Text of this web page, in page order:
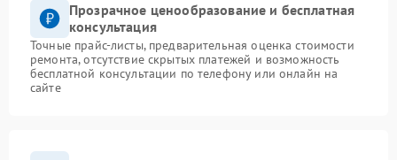
Прозрачное ценообразование и бесплатная
консультация
Точные прайс-листы, предварительная оценка стоимости
ремонта, отсутствие скрытых платежей и возможность
бесплатной консультации по телефону или онлайн на
сайте